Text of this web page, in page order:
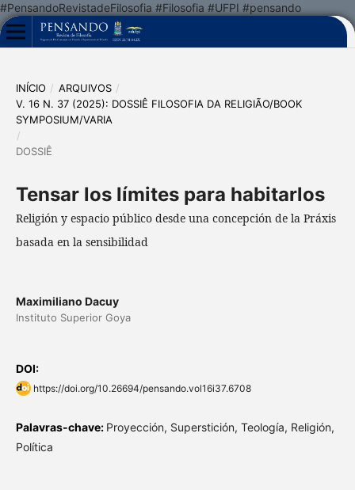
#PensandoRevistadeFilosofia #Filosofia #UFPI #pensando
INÍCIO / ARQUIVOS /
V. 16 N. 37 (2025): DOSSIÊ FILOSOFIA DA RELIGIÃO/BOOK
SYMPOSIUM/VARIA
/
DOSSIÊ
Tensar los límites para habitarlos
Religión y espacio público desde una concepción de la Práxis
basada en la sensibilidad
Maximiliano Dacuy
Instituto Superior Goya
DOI:
https://doi.org/10.26694/pensando.vol16i37.6708
Palavras-chave: Proyección, Superstición, Teología, Religión,
Política